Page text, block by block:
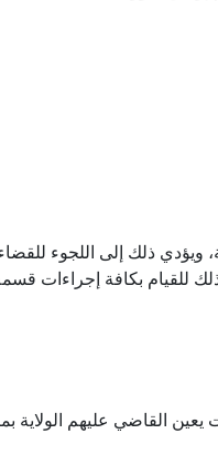
ويؤدي ذلك إلى اللجوء
للقيام بكافة إجراءات
القاضي عليهم الولاية